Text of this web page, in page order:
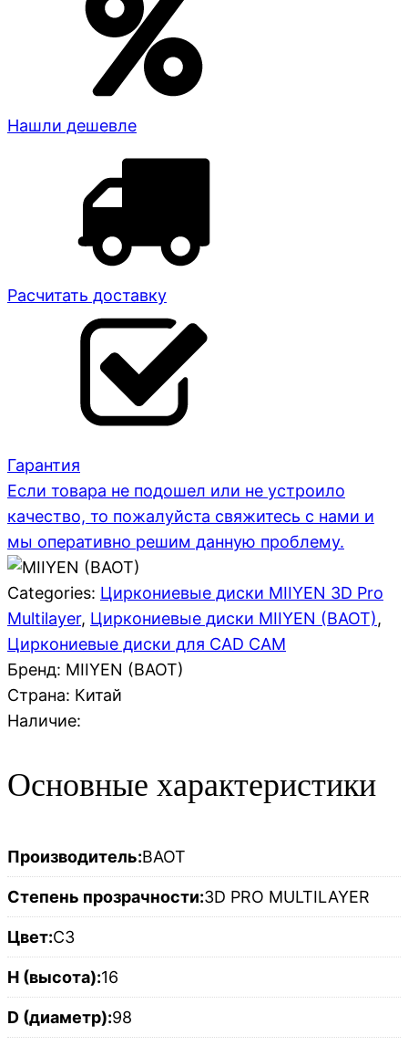
Нашли дешевле
Расчитать доставку
Гарантия
Если товара не подошел или не устроило
качество, то пожалуйста свяжитесь с нами и
мы оперативно решим данную проблему.
Categories: Циркониевые диски MIIYEN 3D Pro
Multilayer, Циркониевые диски MIIYEN (BAOT),
Циркониевые диски для CAD CAM
Бренд: MIIYEN (BAOT)
Страна: Китай
Наличие:
Основные характеристики
Производитель:BAOT
Степень прозрачности:3D PRO MULTILAYER
Цвет:C3
H (высота):16
D (диаметр):98